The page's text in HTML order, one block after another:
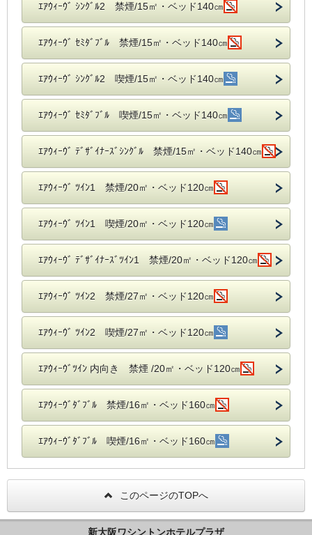
ｴｱｳｨｰｳﾞ ｼﾝｸﾞﾙ2 禁煙/15㎡・ベッド140㎝
ｴｱｳｨｰｳﾞ ｾﾐﾀﾞﾌﾞﾙ 禁煙/15㎡・ベッド140㎝
ｴｱｳｨｰｳﾞ ｼﾝｸﾞﾙ2 喫煙/15㎡・ベッド140㎝
ｴｱｳｨｰｳﾞ ｾﾐﾀﾞﾌﾞﾙ 喫煙/15㎡・ベッド140㎝
ｴｱｳｨｰｳﾞ ﾃﾞｻﾞｲﾅｰｽﾞｼﾝｸﾞﾙ 禁煙/15㎡・ベッド140㎝
ｴｱｳｨｰｳﾞ ﾂｲﾝ1 禁煙/20㎡・ベッド120㎝
ｴｱｳｨｰｳﾞ ﾂｲﾝ1 喫煙/20㎡・ベッド120㎝
ｴｱｳｨｰｳﾞ ﾃﾞｻﾞｲﾅｰｽﾞﾂｲﾝ1 禁煙/20㎡・ベッド120㎝
ｴｱｳｨｰｳﾞ ﾂｲﾝ2 禁煙/27㎡・ベッド120㎝
ｴｱｳｨｰｳﾞ ﾂｲﾝ2 喫煙/27㎡・ベッド120㎝
ｴｱｳｨｰｳﾞﾂｲﾝ 内向き 禁煙 /20㎡・ベッド120㎝
ｴｱｳｨｰｳﾞﾀﾞﾌﾞﾙ 禁煙/16㎡・ベッド160㎝
ｴｱｳｨｰｳﾞﾀﾞﾌﾞﾙ 喫煙/16㎡・ベッド160㎝
このページのTOPへ
新大阪ワシントンホテルプラザ